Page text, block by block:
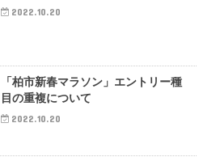
2022.10.20
「柏市新春マラソン」エントリー種
目の重複について
2022.10.20